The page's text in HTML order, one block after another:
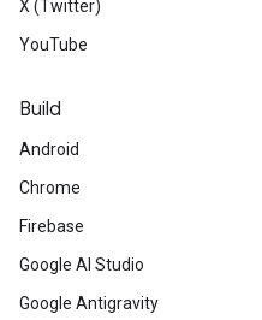
X (Twitter)
YouTube
Build
Android
Chrome
Firebase
Google AI Studio
Google Antigravity